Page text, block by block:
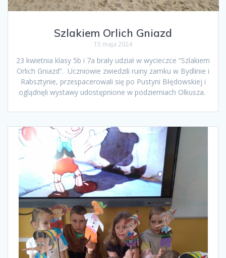
Szlakiem Orlich Gniazd
15 maja 2024
23 kwietnia klasy 5b i 7a brały udział w wycieczce “Szlakiem
Orlich Gniazd”. Uczniowie zwiedzili ruiny zamku w Bydlinie i
Rabsztynie, przespacerowali się po Pustyni Błędowskiej i
oglądnęli wystawy udostępnione w podziemiach Olkusza.